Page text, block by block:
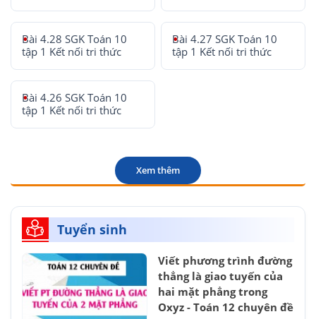
Bài 4.28 SGK Toán 10
tập 1 Kết nối tri thức
Bài 4.27 SGK Toán 10
tập 1 Kết nối tri thức
Bài 4.26 SGK Toán 10
tập 1 Kết nối tri thức
Xem thêm
Tuyển sinh
Viết phương trình đường
thẳng là giao tuyến của
hai mặt phẳng trong
Oxyz - Toán 12 chuyên đề